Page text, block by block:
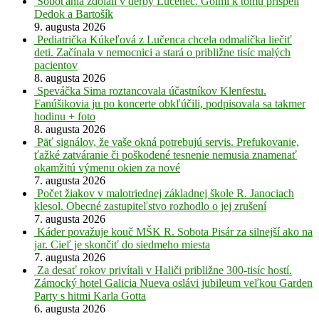
Dedok a Bartošík
9. augusta 2026
Pediatrička Kúkeľová z Lučenca chcela odmalička liečiť
deti. Začínala v nemocnici a stará o približne tisíc malých
pacientov
8. augusta 2026
Speváčka Sima roztancovala účastníkov Klenfestu.
Fanúšikovia ju po koncerte obkľúčili, podpisovala sa takmer
hodinu + foto
8. augusta 2026
Päť signálov, že vaše okná potrebujú servis. Prefukovanie,
ťažké zatváranie či poškodené tesnenie nemusia znamenať
okamžitú výmenu okien za nové
7. augusta 2026
Počet žiakov v malotriednej základnej škole R. Janociach
klesol. Obecné zastupiteľstvo rozhodlo o jej zrušení
7. augusta 2026
Káder považuje kouč MŠK R. Sobota Pisár za silnejší ako na
jar. Cieľ je skončiť do siedmeho miesta
7. augusta 2026
Za desať rokov privítali v Haliči približne 300-tisíc hostí.
Zámocký hotel Galicia Nueva oslávi jubileum veľkou Garden
Party s hitmi Karla Gotta
6. augusta 2026